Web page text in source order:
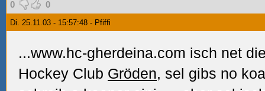
0 0
Di. 25.11.03 - 15:57:48 - Pfiffi
...www.hc-gherdeina.com isch net
Hockey Club Gröden, sel gibs no